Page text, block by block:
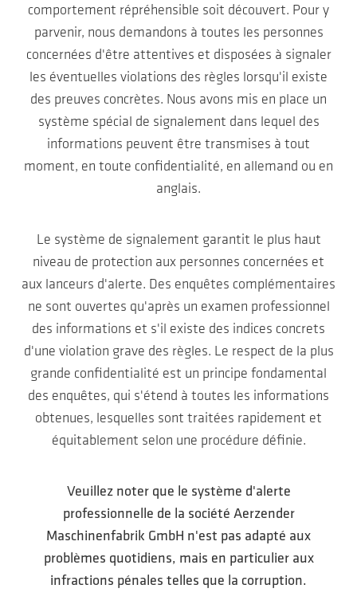
comportement répréhensible soit découvert. Pour y
parvenir, nous demandons à toutes les personnes
concernées d'être attentives et disposées à signaler
les éventuelles violations des règles lorsqu'il existe
des preuves concrètes. Nous avons mis en place un
système spécial de signalement dans lequel des
informations peuvent être transmises à tout
moment, en toute confidentialité, en allemand ou en
anglais.
Le système de signalement garantit le plus haut
niveau de protection aux personnes concernées et
aux lanceurs d'alerte. Des enquêtes complémentaires
ne sont ouvertes qu'après un examen professionnel
des informations et s'il existe des indices concrets
d'une violation grave des règles. Le respect de la plus
grande confidentialité est un principe fondamental
des enquêtes, qui s'étend à toutes les informations
obtenues, lesquelles sont traitées rapidement et
équitablement selon une procédure définie.
Veuillez noter que le système d'alerte
professionnelle de la société Aerzender
Maschinenfabrik GmbH n'est pas adapté aux
problèmes quotidiens, mais en particulier aux
infractions pénales telles que la corruption.